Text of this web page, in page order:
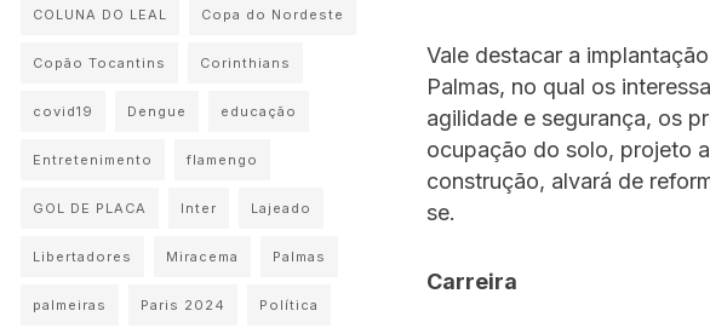
Vale destacar a
Palmas, no qual os
agilidade e segurança, os
ocupação do solo, projeto
construção, alvará de
se.
Carreira
COLUNA DO LEAL Copa do Nordeste
Copão Tocantins Corinthians
covid19 Dengue educação
Entretenimento flamengo
GOL DE PLACA Inter Lajeado
Libertadores Miracema Palmas
palmeiras Paris 2024 Política